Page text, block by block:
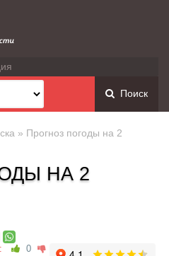
Поиск
» Прогноз погоды на 2
НА 2
0